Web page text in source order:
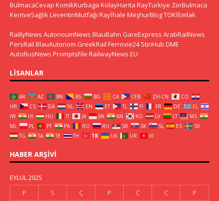
BulmacaCevap KomikKurbaga KolayHarita RayTurkiye ZorBulmaca
KentveSağlık LeventinMutfağı Rayİhale MeşhurBlogTOKİEmlak
RaillyNews AutonoumNews BlauBahn GareExpress ArabRailNews
PersRail BlauAutonom GreekRail Ferrovie24 StiriHub DME
AutoRusNews PromptsFile RailwayNews EU
LISANLAR
AR AZ BN BS BG CA CEB ZH-CN
CO
HR
CS DA NL EN ET TL FI FR DE
EL
IW
HI HU IT JA JW KN KO LV LT
MS
ML
PL PT PA RO RU SR SK SL ES
SV
TG
TA TE TH TR UK UR VI
HABER ARŞIVI
EYLÜL 2025
P
S Ç P C C
P